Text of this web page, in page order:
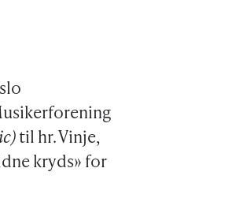
til hr. Vinje,
kryds» for